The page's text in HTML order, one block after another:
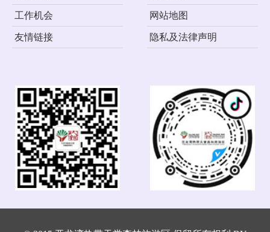
工作机会 网站地图
友情链接 隐私及法律声明